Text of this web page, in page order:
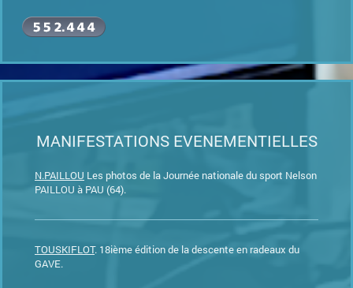
MANIFESTATIONS EVENEMENTIELLES
N.PAILLOU Les photos de la Journée nationale du sport Nelson
PAILLOU à PAU (64).
TOUSKIFLOT. 18ième édition de la descente en radeaux du
GAVE.